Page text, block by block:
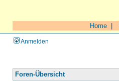
Home
Anmelden
Foren-Übersicht